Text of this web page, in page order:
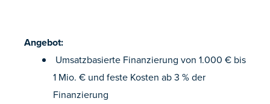
Angebot:
Umsatzbasierte Finanzierung von 1.000 € bis
1 Mio. € und feste Kosten ab 3 % der
Finanzierung